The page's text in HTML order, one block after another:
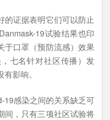
的证据表明它们可以防止
19试验结果也印
于口罩（预防流感）效果
七名针对社区传播）发
影响。
19感染之间的关系缺乏可
间，只有三项社区试验将